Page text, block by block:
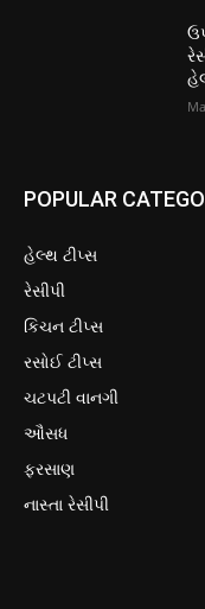
POPULAR
હેલ્થ ટીપ્સ
રેસીપી
કિચન ટીપ્સ
રસોઈ ટીપ્સ
ચટપટી વાનગી
ઔસધ
ફરસાણ
નાસ્તા રેસીપી